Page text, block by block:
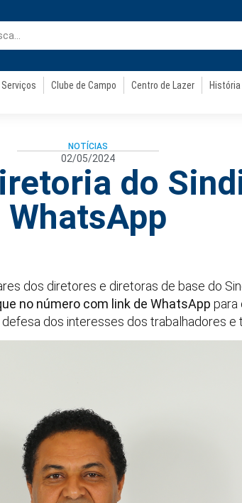
Serviços Clube de Campo Centro de Lazer
História
NOTÍCIAS
02/05/2024
do
WhatsApp
dos diretores e diretoras de base do
no número com link de WhatsApp para
dos interesses dos trabalhadores e